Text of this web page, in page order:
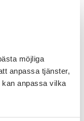
möjliga
anpassa tjänster,
anpassa vilka
fram till
utforskar de
dramatiska